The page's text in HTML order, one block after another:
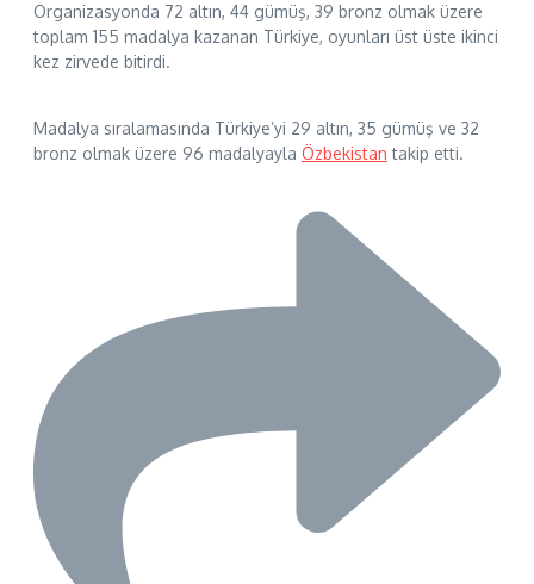
Organizasyonda 72 altın, 44 gümüş, 39 bronz olmak üzere
toplam 155 madalya kazanan Türkiye, oyunları üst üste ikinci
kez zirvede bitirdi.
Madalya sıralamasında Türkiye’yi 29 altın, 35 gümüş ve 32
bronz olmak üzere 96 madalyayla Özbekistan takip etti.